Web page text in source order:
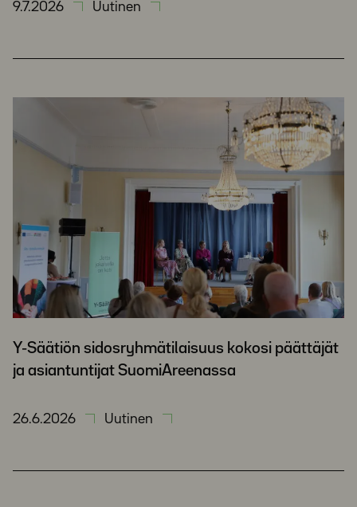
9.7.2026 Uutinen
Y-Säätiön sidosryhmätilaisuus kokosi päättäjät
ja asiantuntijat SuomiAreenassa
26.6.2026 Uutinen